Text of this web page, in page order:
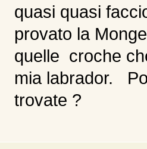
quasi quasi
provato la
quelle croche
mia labrador.
trovate ?